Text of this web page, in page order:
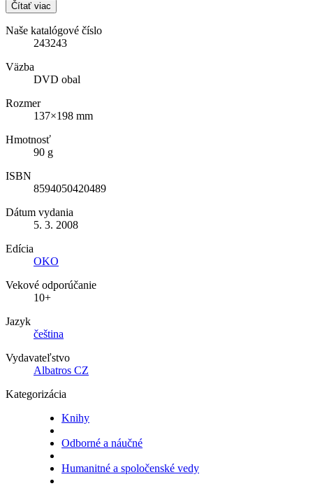
Čítať viac
Naše katalógové číslo
243243
Väzba
DVD obal
Rozmer
137×198 mm
Hmotnosť
90 g
ISBN
8594050420489
Dátum vydania
5. 3. 2008
Edícia
OKO
Vekové odporúčanie
10+
Jazyk
čeština
Vydavateľstvo
Albatros CZ
Kategorizácia
Knihy
Odborné a náučné
Humanitné a spoločenské vedy